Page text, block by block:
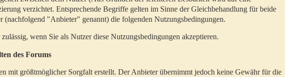
verzichtet. Entsprechende Begriffe gelten im Sinne der Gleichbehandlung für beide
(nachfolgend "Anbieter" genannt) die folgenden Nutzungsbedingungen.
wenn Sie als Nutzer diese Nutzungsbedingungen akzeptieren.
des Forums
mit größtmöglicher Sorgfalt erstellt. Der Anbieter übernimmt jedoch keine Gewähr für die